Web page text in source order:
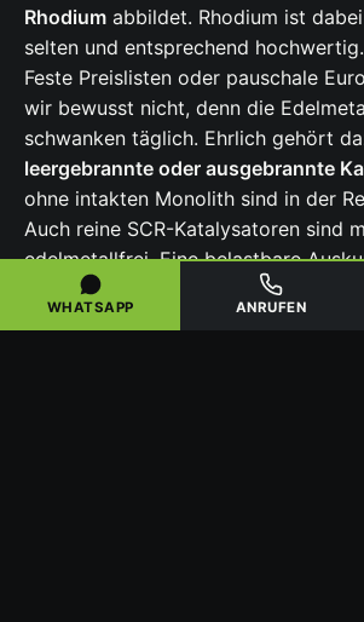
Rhodium abbildet. Rhodium ist
selten und entsprechend hochwertig.
Feste Preislisten oder pauschale
wir bewusst nicht, denn die
schwanken täglich. Ehrlich gehört
leergebrannte oder ausgebrannte
ohne intakten Monolith sind in der
Auch reine SCR-Katalysatoren sind
edelmetallfrei. Eine belastbare
Ihnen anhand Ihrer Fotos und
WHATSAPP ANRUFEN